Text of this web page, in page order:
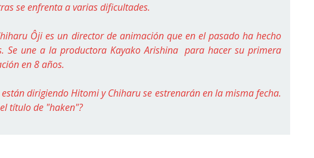
se enfrenta a varias dificultades.
Ôji es un director de animación que en el pasado ha hecho
Se une a la productora Kayako Arishina para hacer su primera
en 8 años.
dirigiendo Hitomi y Chiharu se estrenarán en la misma fecha.
título de "haken"?